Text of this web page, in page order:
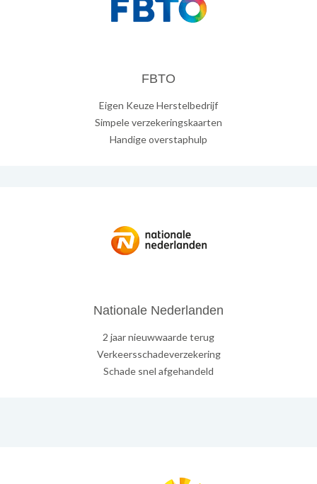
FBTO
Eigen Keuze Herstelbedrijf
Simpele verzekeringskaarten
Handige overstaphulp
Nationale Nederlanden
2 jaar nieuwwaarde terug
Verkeersschadeverzekering
Schade snel afgehandeld